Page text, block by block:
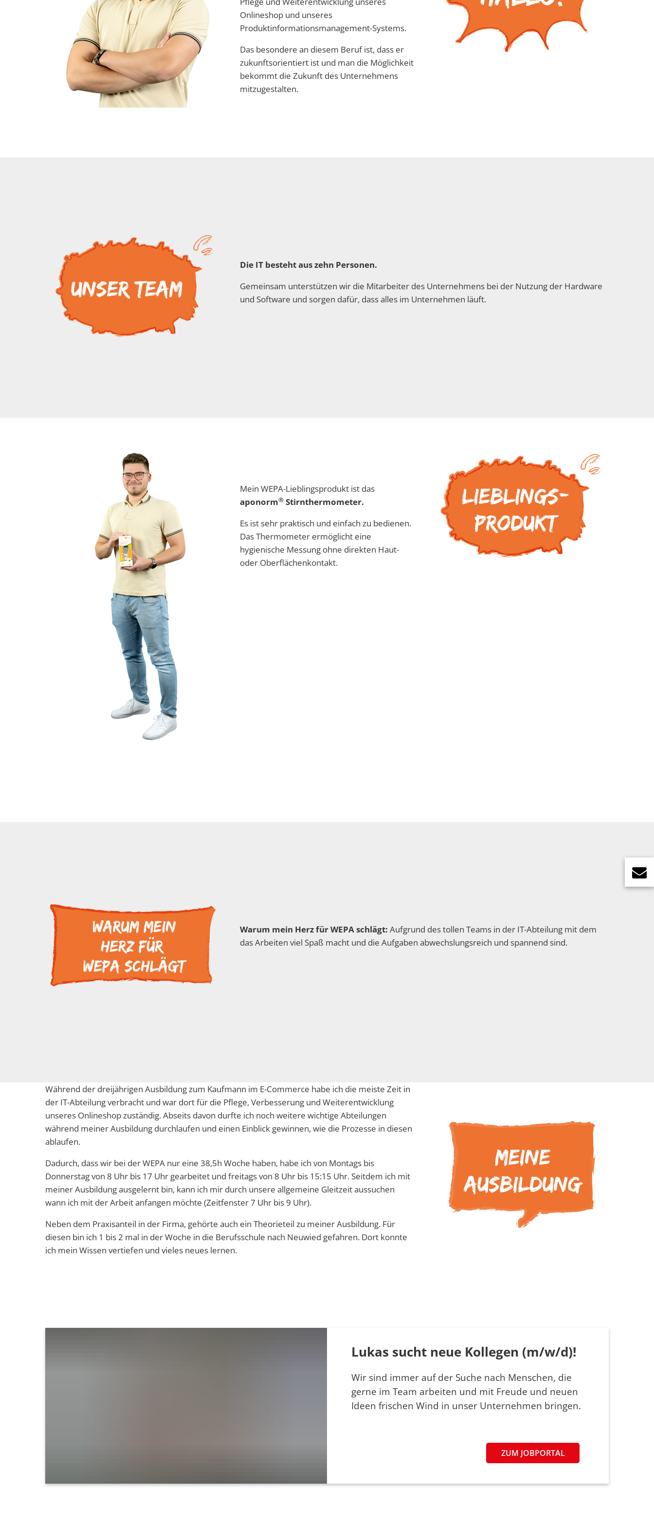
Onlineshop und unseres
Produktinformationsmanagement-Systems.
Das besondere an diesem Beruf ist, dass er
zukunftsorientiert ist und man die Möglichkeit
bekommt die Zukunft des Unternehmens
mitzugestalten.
Die IT besteht aus zehn Personen.
Gemeinsam unterstützen wir die Mitarbeiter des Unternehmens bei der Nutzung der Hardware
und Software und sorgen dafür, dass alles im Unternehmen läuft.
Mein WEPA-Lieblingsprodukt ist das
aponorm® Stirnthermometer.
Es ist sehr praktisch und einfach zu bedienen.
Das Thermometer ermöglicht eine
hygienische Messung ohne direkten Haut-
oder Oberflächenkontakt.
Warum mein Herz für WEPA schlägt: Aufgrund des tollen Teams in der IT-Abteilung mit dem
das Arbeiten viel Spaß macht und die Aufgaben abwechslungsreich und spannend sind.
Während der dreijährigen Ausbildung zum Kaufmann im E-Commerce habe ich die meiste Zeit in
der IT-Abteilung verbracht und war dort für die Pflege, Verbesserung und Weiterentwicklung
unseres Onlineshop zuständig. Abseits davon durfte ich noch weitere wichtige Abteilungen
während meiner Ausbildung durchlaufen und einen Einblick gewinnen, wie die Prozesse in diesen
ablaufen.
Dadurch, dass wir bei der WEPA nur eine 38,5h Woche haben, habe ich von Montags bis
Donnerstag von 8 Uhr bis 17 Uhr gearbeitet und freitags von 8 Uhr bis 15:15 Uhr. Seitdem ich mit
meiner Ausbildung ausgelernt bin, kann ich mir durch unsere allgemeine Gleitzeit aussuchen
wann ich mit der Arbeit anfangen möchte (Zeitfenster 7 Uhr bis 9 Uhr).
Neben dem Praxisanteil in der Firma, gehörte auch ein Theorieteil zu meiner Ausbildung. Für
diesen bin ich 1 bis 2 mal in der Woche in die Berufsschule nach Neuwied gefahren. Dort konnte
ich mein Wissen vertiefen und vieles neues lernen.
Lukas sucht neue Kollegen (m/w/d)!
Wir sind immer auf der Suche nach Menschen, die
gerne im Team arbeiten und mit Freude und neuen
Ideen frischen Wind in unser Unternehmen bringen.
ZUM JOBPORTAL